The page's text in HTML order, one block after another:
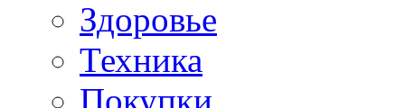
Здоровье
Техника